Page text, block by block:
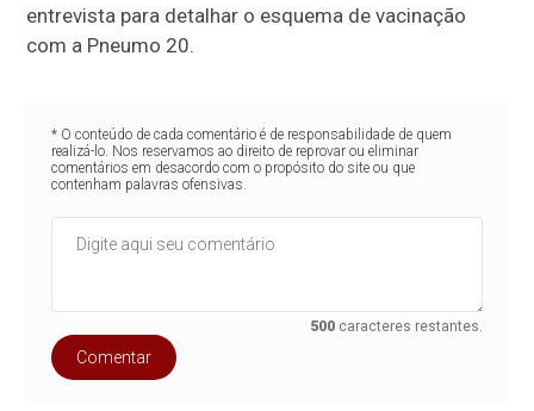
entrevista para detalhar o esquema de vacinação
com a Pneumo 20.
* O conteúdo de cada comentário é de responsabilidade de quem
realizá-lo. Nos reservamos ao direito de reprovar ou eliminar
comentários em desacordo com o propósito do site ou que
contenham palavras ofensivas.
500 caracteres restantes.
Comentar